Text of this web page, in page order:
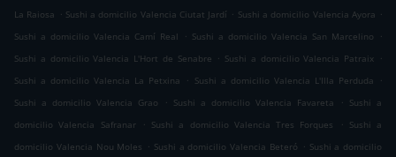
La Raiosa . Sushi a domicilio Valencia Ciutat Jardí . Sushi a domicilio Valencia Ayora .
Sushi a domicilio Valencia Camí Real
. Sushi a domicilio Valencia San Marcelino
.
Sushi a domicilio Valencia L'Hort de Senabre . Sushi a domicilio Valencia Patraix .
Sushi a domicilio Valencia La Petxina
. Sushi a domicilio Valencia L'Illa Perduda
.
Sushi a domicilio Valencia Grao
. Sushi a domicilio Valencia Favareta . Sushi a
domicilio Valencia Safranar
. Sushi a domicilio Valencia Tres Forques . Sushi a
domicilio Valencia Nou Moles . Sushi a domicilio Valencia Beteró . Sushi a domicilio